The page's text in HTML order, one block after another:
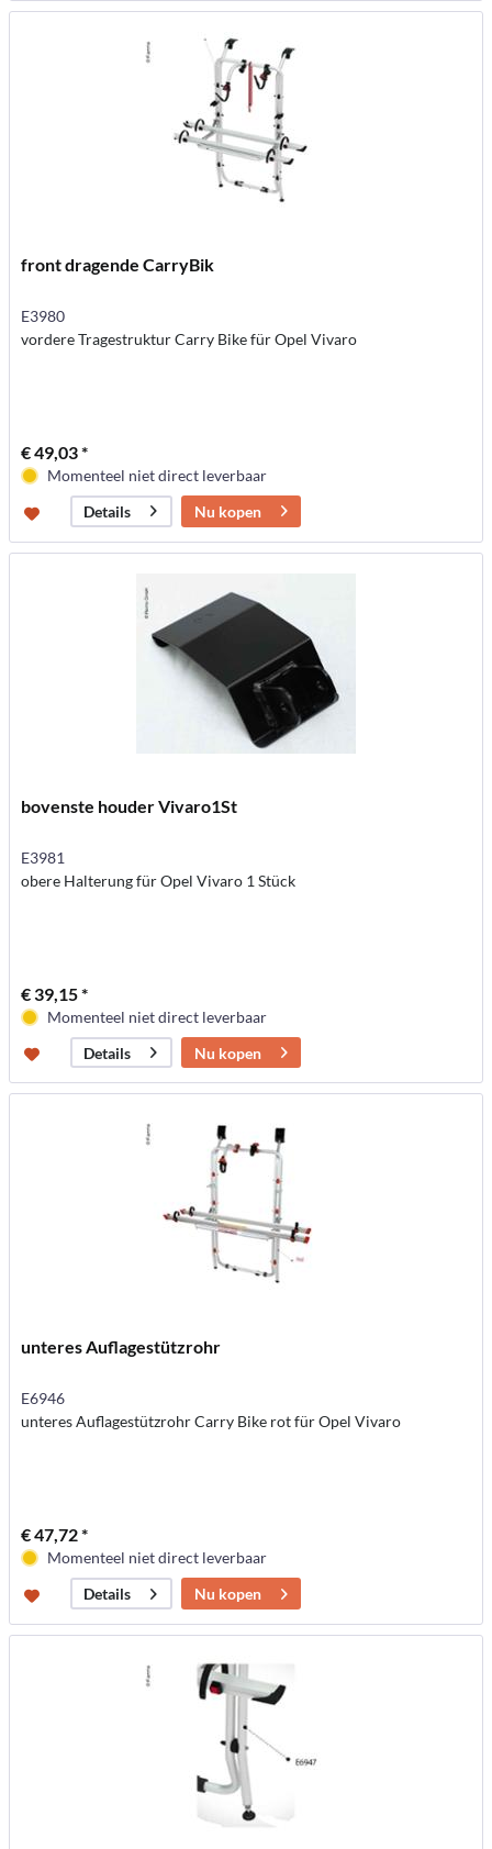
front dragende CarryBik
E3980
vordere Tragestruktur Carry Bike für Opel Vivaro
€ 49,03 *
Momenteel niet direct leverbaar
Details
Nu kopen
bovenste houder Vivaro1St
E3981
obere Halterung für Opel Vivaro 1 Stück
€ 39,15 *
Momenteel niet direct leverbaar
Details
Nu kopen
unteres Auflagestützrohr
E6946
unteres Auflagestützrohr Carry Bike rot für Opel Vivaro
€ 47,72 *
Momenteel niet direct leverbaar
Details
Nu kopen